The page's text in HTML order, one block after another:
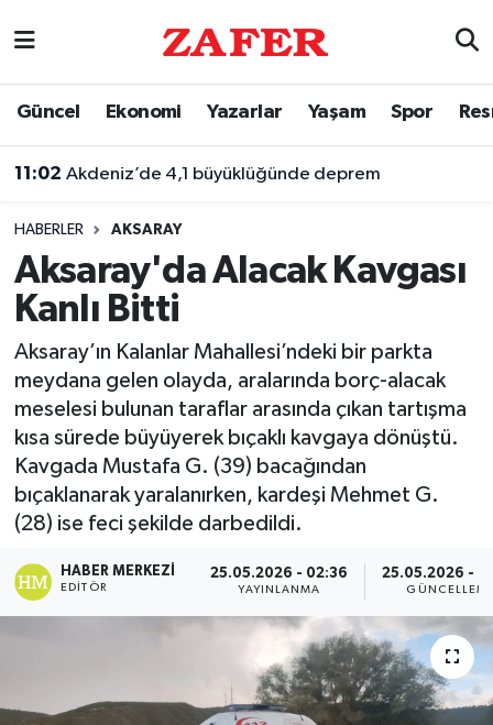
Güncel Ekonomi Yazarlar Yaşam Spor
11:02 Akdeniz’de 4,1 büyüklüğünde deprem
HABERLER AKSARAY
Aksaray'da Alacak Kavgası
Kanlı Bitti
Aksaray’ın Kalanlar Mahallesi’ndeki bir parkta
meydana gelen olayda, aralarında borç-alacak
meselesi bulunan taraflar arasında çıkan tartışma
kısa sürede büyüyerek bıçaklı kavgaya dönüştü.
Kavgada Mustafa G. (39) bacağından
bıçaklanarak yaralanırken, kardeşi Mehmet G.
(28) ise feci şekilde darbedildi.
HABER MERKEZI
EDITÖR
25.05.2026 - 02:36
YAYINLANMA
25.05.2026 -
Nöbetçi Eczaneler
Trafik Durumu
Süper Lig Puan Durumu ve Fikstür
Tüm Manşetler
Son Dakika Haberleri
Haber Arşivi